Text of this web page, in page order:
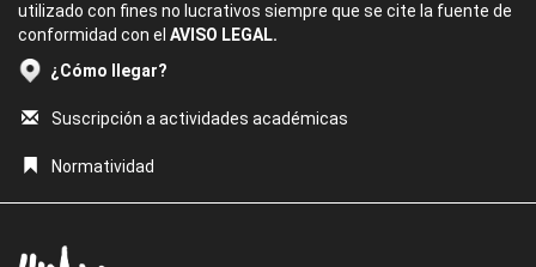
utilizado con fines no lucrativos siempre que se cite la fuente de
conformidad con el AVISO LEGAL.
¿Cómo llegar?
Suscripción a actividades académicas
Normatividad